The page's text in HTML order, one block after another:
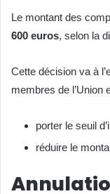
Le montant des
600 euros, selon la
Cette décision va à
membres de l’Union
porter le seuil
réduire le